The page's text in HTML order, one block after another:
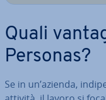
Quali
Personas?
Se in un’azienda,